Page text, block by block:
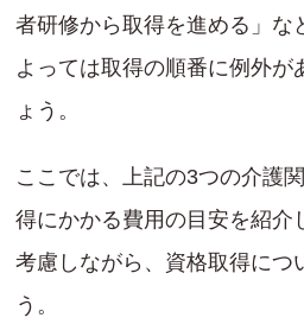
者研修から取得を進める」な
よっては取得の順番に例外が
ょう。
ここでは、上記の3つの介護
得にかかる費用の目安を紹介
考慮しながら、資格取得につ
う。